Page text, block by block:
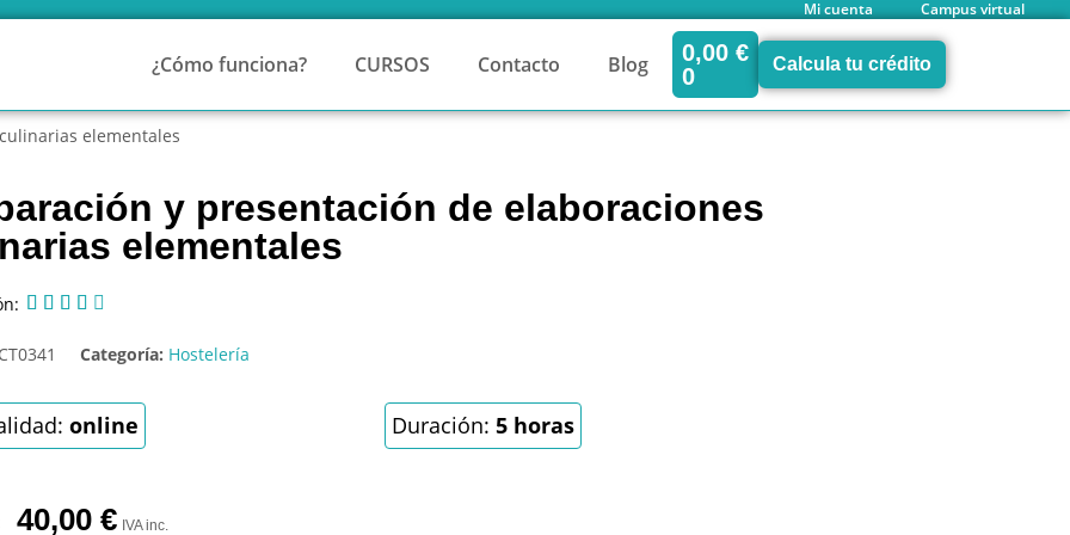
Mi cuenta Campus virtual
¿Cómo funciona? CURSOS Contacto Blog 0,00 €
0
Calcula tu crédito
elementales
y presentación de elaboraciones
elementales
    
Categoría: Hostelería
online Duración: 5 horas
40,00 € IVA inc.